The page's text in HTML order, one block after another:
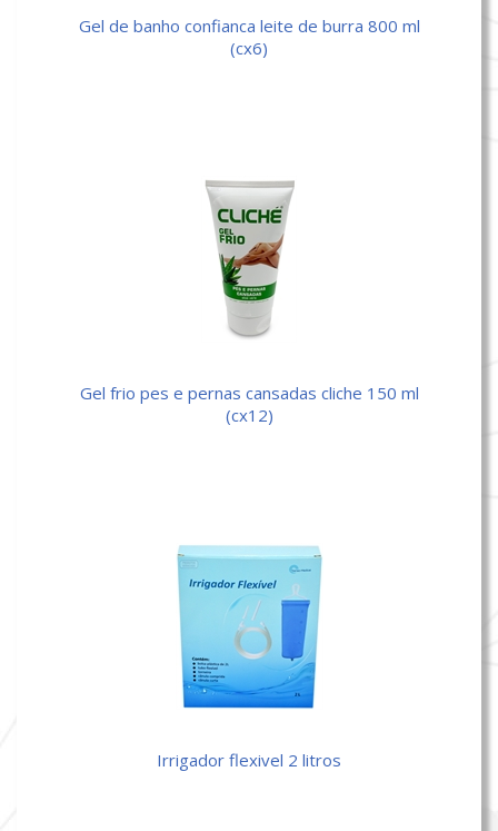
gel de banho confianca leite de burra 800 ml
(cx6)
gel frio pes e pernas cansadas cliche 150 ml
(cx12)
irrigador flexivel 2 litros